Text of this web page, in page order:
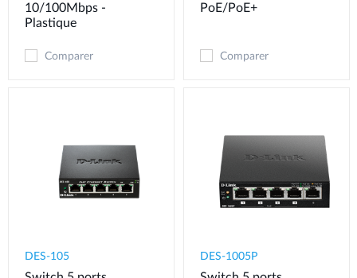
10/100Mbps -
Plastique
Comparer
PoE/PoE+
Comparer
DES-105 DES-1005P